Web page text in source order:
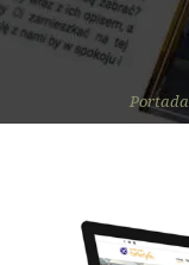
Portada